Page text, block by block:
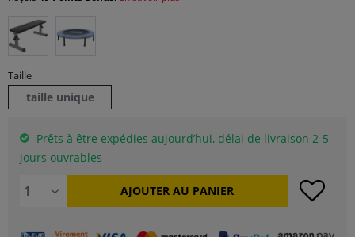
Taille
taille unique
Prêts à être expédies aujourd’hui, délai de livraison 2-5
jours ouvrables
AJOUTER AU PANIER